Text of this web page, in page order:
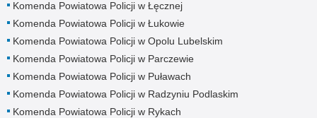
Komenda Powiatowa Policji w Łęcznej
Komenda Powiatowa Policji w Łukowie
Komenda Powiatowa Policji w Opolu Lubelskim
Komenda Powiatowa Policji w Parczewie
Komenda Powiatowa Policji w Puławach
Komenda Powiatowa Policji w Radzyniu Podlaskim
Komenda Powiatowa Policji w Rykach